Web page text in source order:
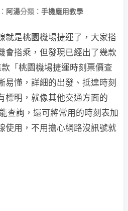
阿湯分類： 手機應用教學
就是桃園機場捷運了，大家搭
會搭乘，但發現已經出了幾款
「桃園機場捷運時刻票價查
易懂，詳細的出發、抵達時刻
標明，就像其他交通方面的
查詢，還可將常用的時刻表加
使用，不用擔心網路沒訊號就